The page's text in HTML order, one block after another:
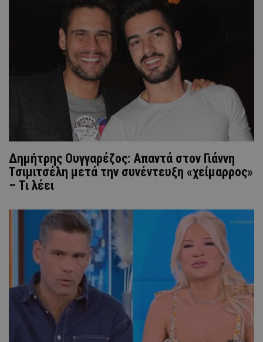
Δημήτρης Ουγγαρέζος: Απαντά στον Γιάννη
Τσιμιτσέλη μετά την συνέντευξη «χείμαρρος»
– Τι λέει